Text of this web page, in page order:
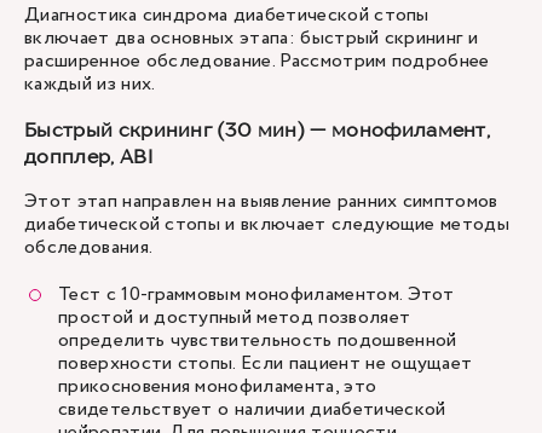
Диагностика синдрома диабетической стопы
включает два основных этапа: быстрый скрининг и
расширенное обследование. Рассмотрим подробнее
каждый из них.
Быстрый скрининг (30 мин) — монофиламент,
допплер, ABI
Этот этап направлен на выявление ранних симптомов
диабетической стопы и включает следующие методы
обследования.
Тест с 10-граммовым монофиламентом. Этот
простой и доступный метод позволяет
определить чувствительность подошвенной
поверхности стопы. Если пациент не ощущает
прикосновения монофиламента, это
свидетельствует о наличии диабетической